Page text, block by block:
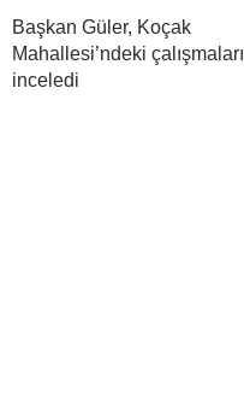
Başkan Güler, Koçak
Mahallesi’ndeki çalışmaları
inceledi